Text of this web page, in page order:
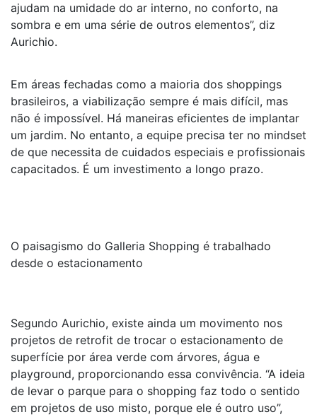
ajudam na umidade do ar interno, no conforto, na
sombra e em uma série de outros elementos”, diz
Aurichio.
Em áreas fechadas como a maioria dos shoppings
brasileiros, a viabilização sempre é mais difícil, mas
não é impossível. Há maneiras eficientes de implantar
um jardim. No entanto, a equipe precisa ter no mindset
de que necessita de cuidados especiais e profissionais
capacitados. É um investimento a longo prazo.
O paisagismo do Galleria Shopping é trabalhado
desde o estacionamento
Segundo Aurichio, existe ainda um movimento nos
projetos de retrofit de trocar o estacionamento de
superfície por área verde com árvores, água e
playground, proporcionando essa convivência. “A ideia
de levar o parque para o shopping faz todo o sentido
em projetos de uso misto, porque ele é outro uso”,